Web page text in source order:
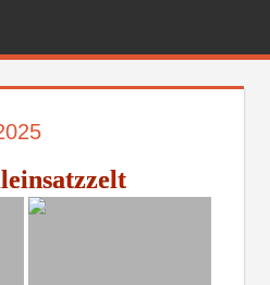
FEUERWEHR